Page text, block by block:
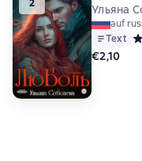
2
Ульяна
auf
Text
€2,10